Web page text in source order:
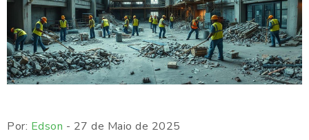
Por: Edson - 27 de Maio de 2025